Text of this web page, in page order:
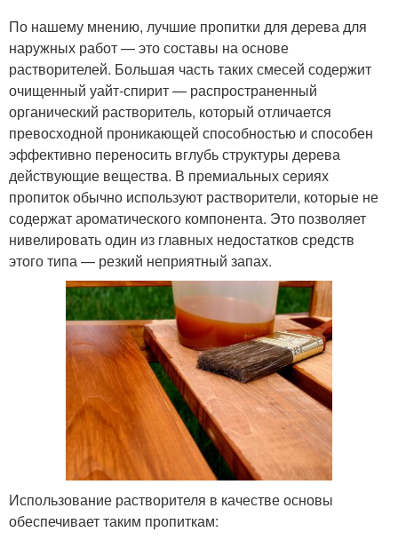
По нашему мнению, лучшие пропитки для дерева для
наружных работ — это составы на основе
растворителей. Большая часть таких смесей содержит
очищенный уайт-спирит — распространенный
органический растворитель, который отличается
превосходной проникающей способностью и способен
эффективно переносить вглубь структуры дерева
действующие вещества. В премиальных сериях
пропиток обычно используют растворители, которые не
содержат ароматического компонента. Это позволяет
нивелировать один из главных недостатков средств
этого типа — резкий неприятный запах.
Использование растворителя в качестве основы
обеспечивает таким пропиткам: